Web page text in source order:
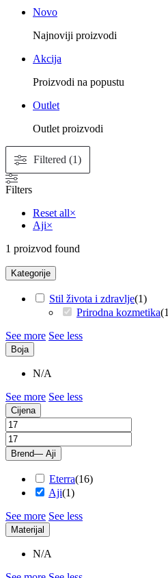
Novo
Najnoviji proizvodi
Akcija
Proizvodi na popustu
Outlet
Outlet proizvodi
Filtered (1)
Filters
Reset all×
Aji×
1 proizvod found
Kategorije
Stil života i zdravlje(1)
Prirodna kozmetika(1
See more See less
Boja
N/A
See more See less
Cijena
Brend— Aji
Eterra(16)
Aji(1)
See more See less
Materijal
N/A